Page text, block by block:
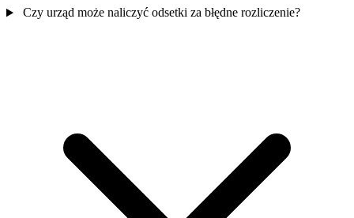
Czy urząd może naliczyć odsetki za błędne rozliczenie?